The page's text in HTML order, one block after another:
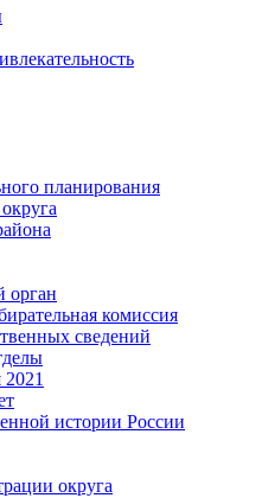
планирования
орган
комиссия
сведений
истории России
округа